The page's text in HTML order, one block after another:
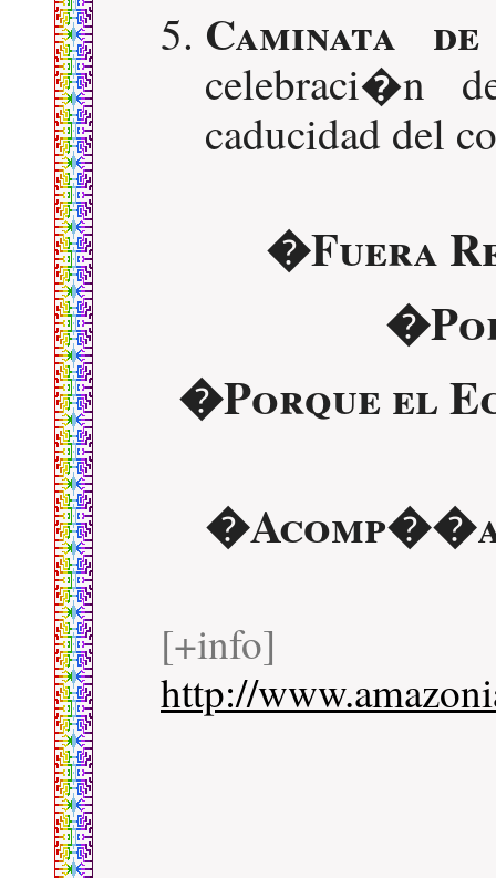
Caminata
celebraci�n
caducidad del
�Fuera
�Porque el
[+info]
http://